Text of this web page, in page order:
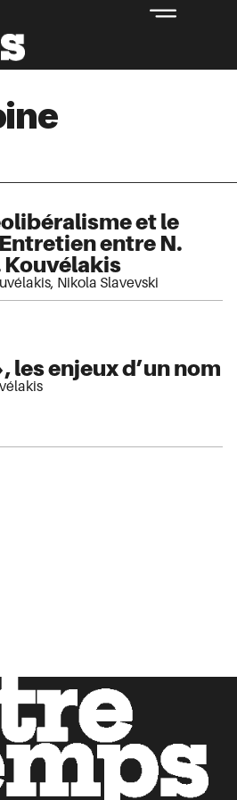
et le
entre N.
Kouvélakis
, Nikola Slavevski
les enjeux d’un nom